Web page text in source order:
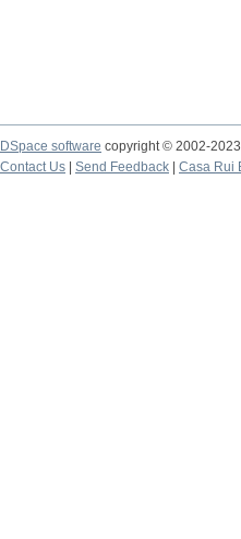
DSpace software copyright © 2002-2023
Contact Us
Send Feedback Casa Rui